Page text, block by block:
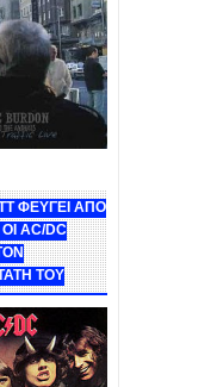
ΦΕΥΓΕΙ ΑΠΟ
AC/DC
ΤΟΥ